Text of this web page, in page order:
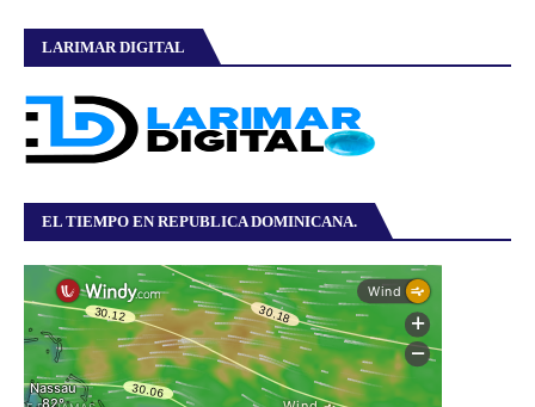
LARIMAR DIGITAL
EL TIEMPO EN REPUBLICA DOMINICANA.